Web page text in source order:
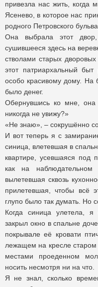
привезла нас жить, когда
Ясенево, в которое нас
родного Петровского
Она выбрала этот
сушившееся здесь на
стволами старых
этот патриархальный
особо красивому дому. На
было денег.
Обернувшись ко мне,
никогда не увижу?»
«Не знаю», – сокрушённо
И вот теперь я с
синица, влетевшая в
квартире, усевшаяся под
как на
вылетевшая сквозь
прилетевшая, чтобы всё
глупо было так думать. Но
Когда синица улетела, я
закрыл окно в спальне
покрывале её кровати
лежащем на кресле старом
местами проеденном
носить несмотря ни на что.
Я не знал, сколько